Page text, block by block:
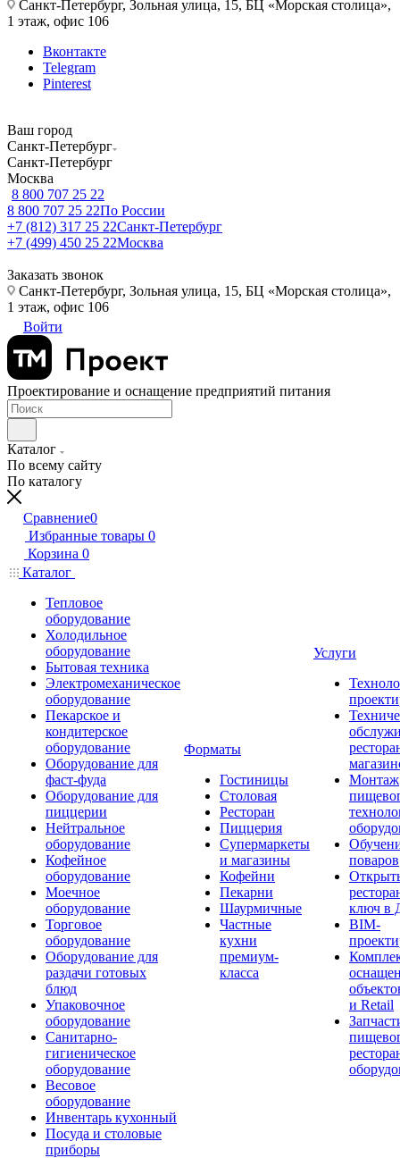
Санкт-Петербург, Зольная улица, 15, БЦ «Морская столица»,
1 этаж, офис 106
Вконтакте
Telegram
Pinterest
Ваш город
Санкт-Петербург
Санкт-Петербург
Москва
8 800 707 25 22
8 800 707 25 22По России
+7 (812) 317 25 22Санкт-Петербург
+7 (499) 450 25 22Москва
Заказать звонок
Санкт-Петербург, Зольная улица, 15, БЦ «Морская столица»,
1 этаж, офис 106
Войти
Проектирование и оснащение предприятий питания
Каталог
По всему сайту
По каталогу
Сравнение0
Избранные товары 0
Корзина 0
Каталог
Тепловое
оборудование
Холодильное
оборудование
Бытовая техника
Электромеханическое
оборудование
Пекарское и
кондитерское
оборудование
Оборудование для
фаст-фуда
Оборудование для
пиццерии
Нейтральное
оборудование
Кофейное
оборудование
Моечное
оборудование
Торговое
оборудование
Оборудование для
раздачи готовых
блюд
Упаковочное
оборудование
Санитарно-
гигиеническое
оборудование
Весовое
оборудование
Инвентарь кухонный
Посуда и столовые
приборы
Форматы
Гостиницы
Столовая
Ресторан
Пиццерия
Супермаркеты
и магазины
Кофейни
Пекарни
Шаурмичные
Частные
кухни
премиум-
класса
Услуги
Монтаж
поваров
ключ в
BIM-
и Retail